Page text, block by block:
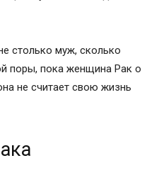
столько муж, сколько
поры, пока женщина Рак о
не считает свою жизнь